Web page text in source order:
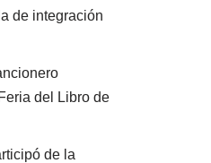
de integración
del Libro de
de la